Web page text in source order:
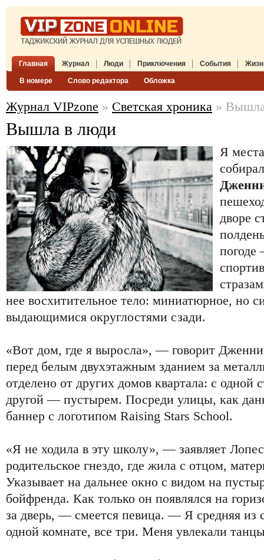
Главная Журнал
В номере Слово редактора Обложка
Люди Приключения События
Журнал VIPzone » Светская хроника »
Вышла в люди
Я
дворе
погоде
нее восхитительное тело: миниатюрное, но
выдающимися округлостями сзади.
«Вот дом, где я выросла», — говорит
перед белым двухэтажным зданием за
отделено от других домов квартала: с
другой — пустырем. Посреди улицы, как
баннер с логотипом Raising Stars School.
«Я не ходила в эту школу», — заявляет
родительское гнездо, где жила с отцом,
Указывает на дальнее окно с видом на
бойфренда. Как только он появлялся на
за дверь, — смеется певица. — Я средняя из
одной комнате, все три. Меня увлекали